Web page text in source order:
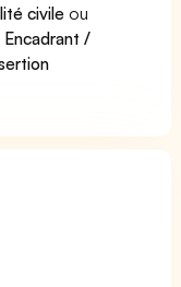
civile ou
/